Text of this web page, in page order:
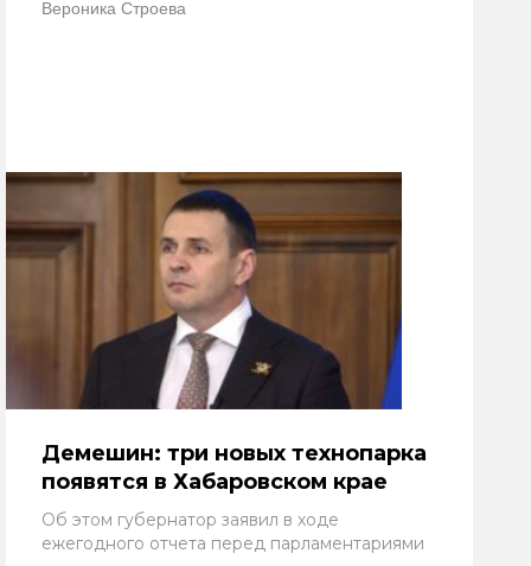
Вероника Строева
Демешин: три новых технопарка
появятся в Хабаровском крае
Об этом губернатор заявил в ходе
ежегодного отчета перед парламентариями